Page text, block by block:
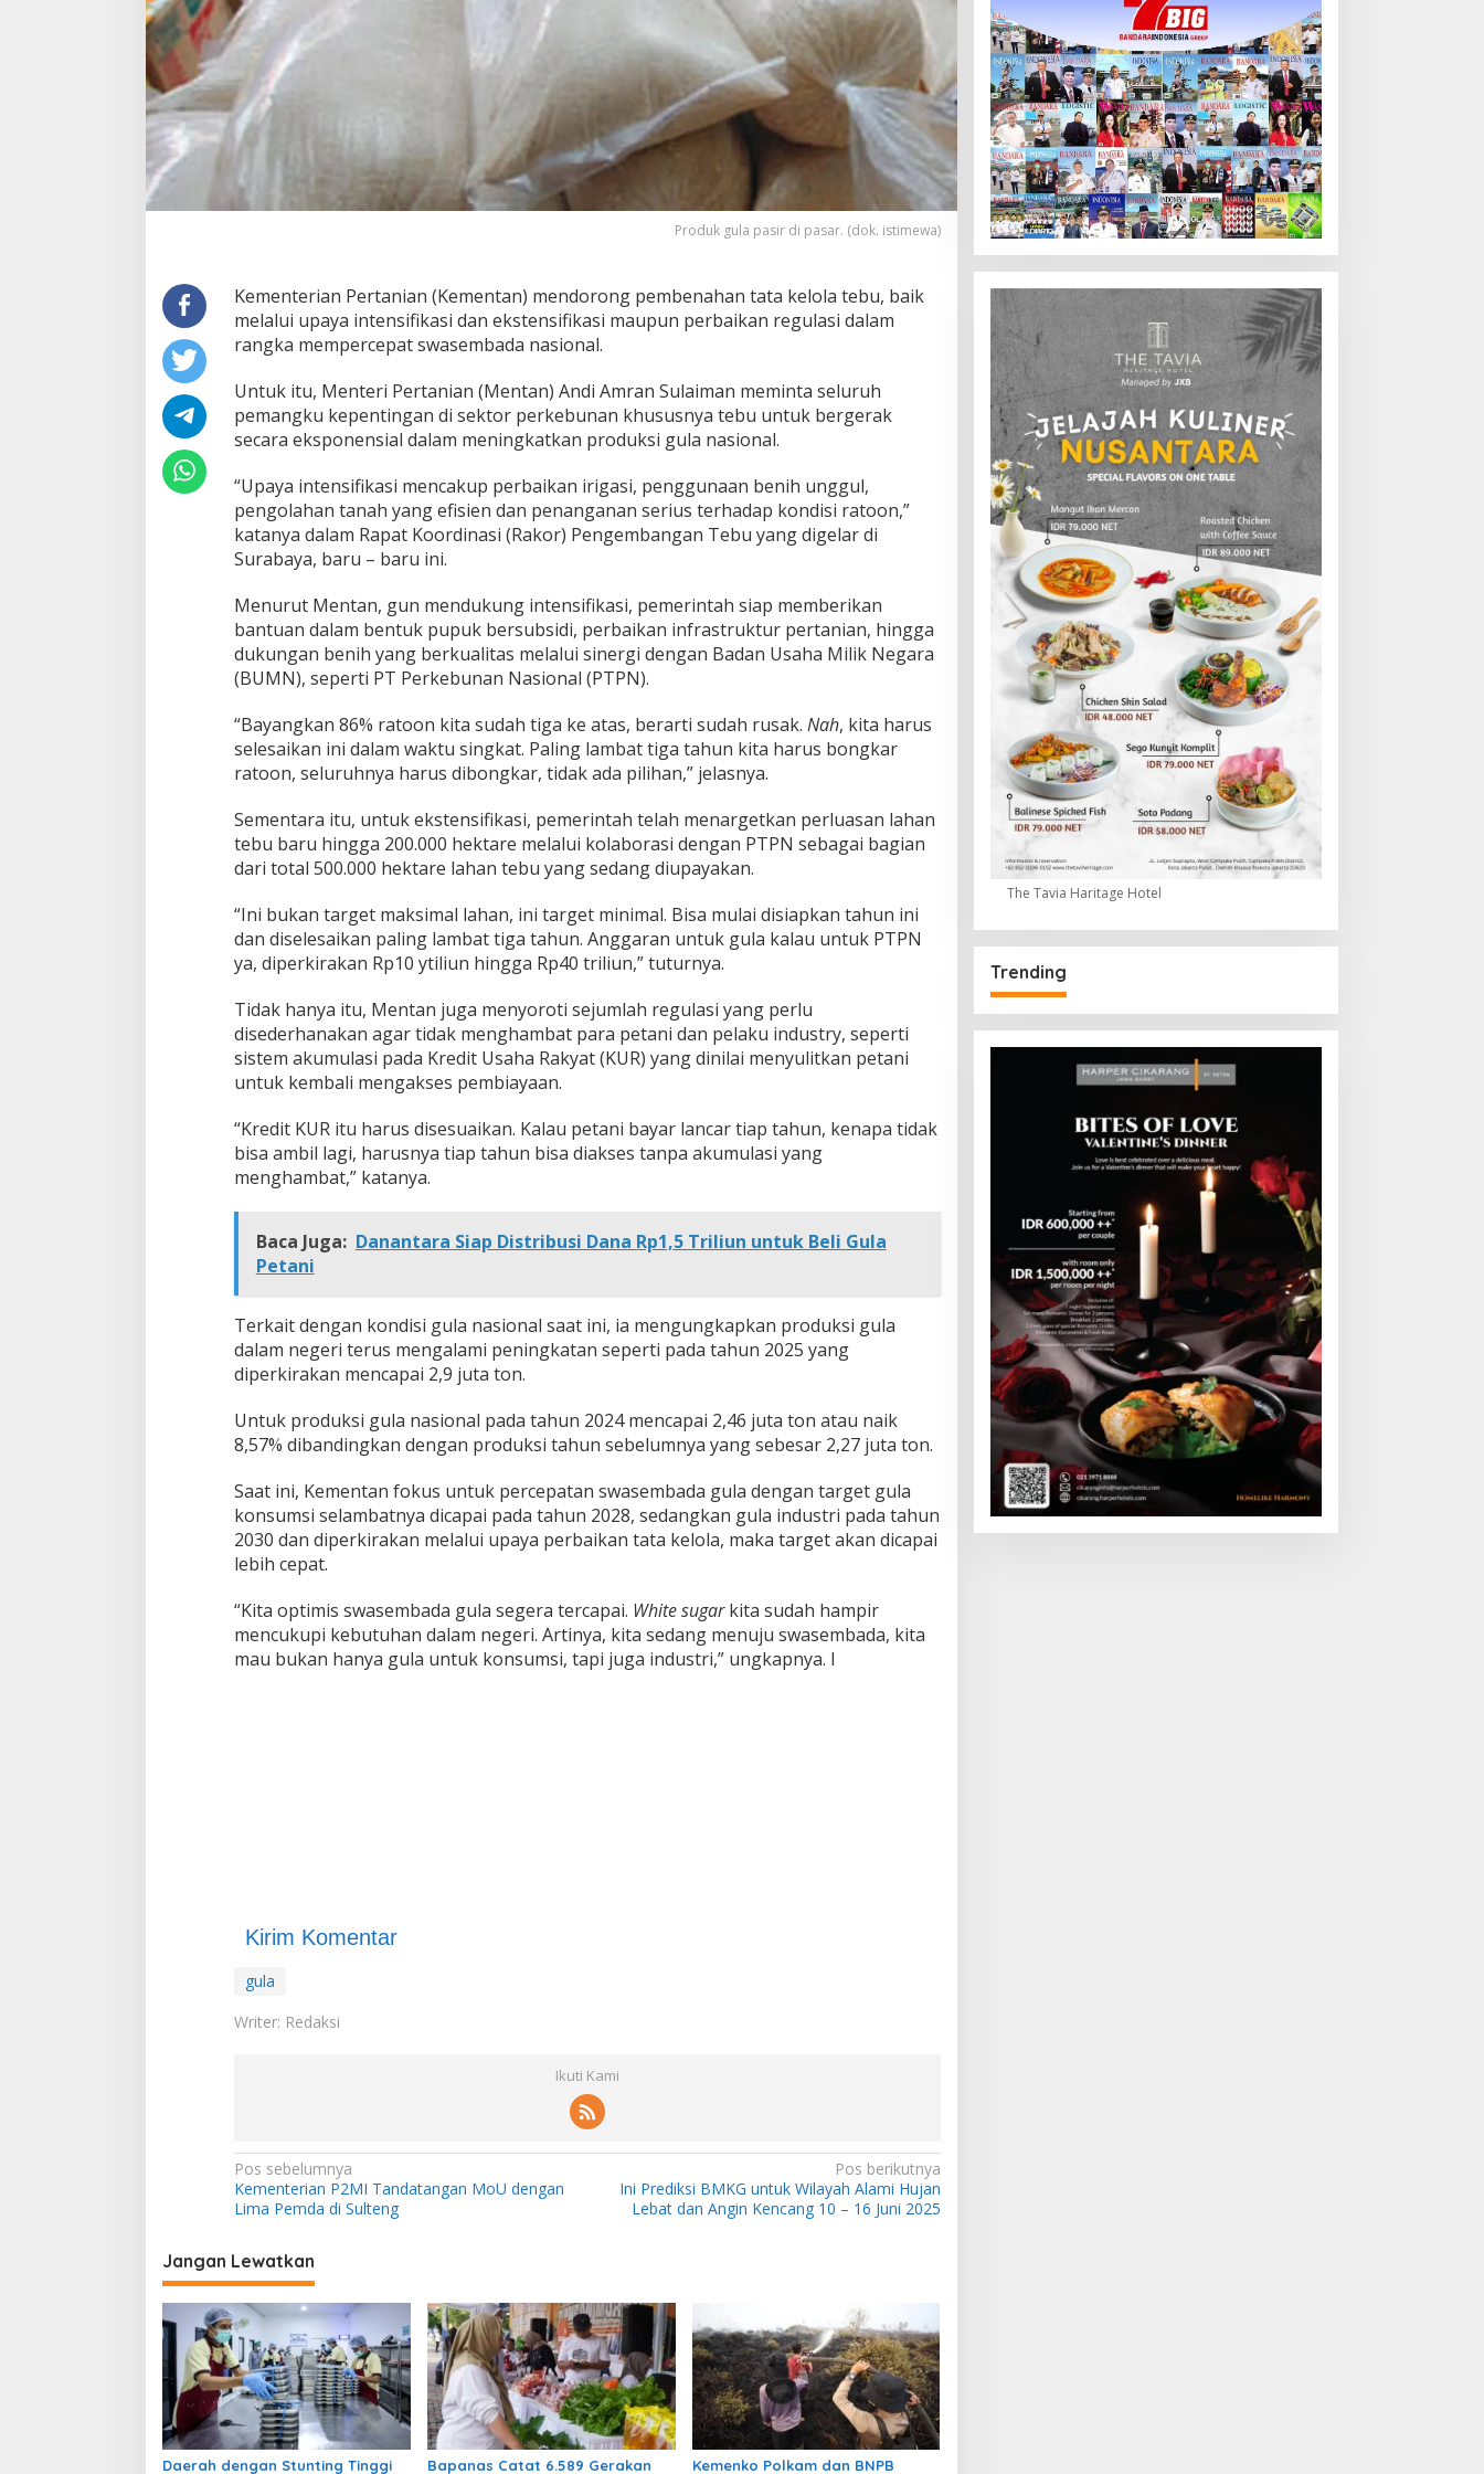
e
m
b
a
G
u
a
N
a
s
i
n
a
Produk gula pasir di pasar. (dok. istimewa)
Kementerian Pertanian (Kementan) mendorong pembenahan tata kelola tebu, baik
melalui upaya intensifikasi dan ekstensifikasi maupun perbaikan regulasi dalam
rangka mempercepat swasembada nasional.
Untuk itu, Menteri Pertanian (Mentan) Andi Amran Sulaiman meminta seluruh
pemangku kepentingan di sektor perkebunan khususnya tebu untuk bergerak
secara eksponensial dalam meningkatkan produksi gula nasional.
“Upaya intensifikasi mencakup perbaikan irigasi, penggunaan benih unggul,
pengolahan tanah yang efisien dan penanganan serius terhadap kondisi ratoon,”
katanya dalam Rapat Koordinasi (Rakor) Pengembangan Tebu yang digelar di
Surabaya, baru – baru ini.
Menurut Mentan, gun mendukung intensifikasi, pemerintah siap memberikan
bantuan dalam bentuk pupuk bersubsidi, perbaikan infrastruktur pertanian, hingga
dukungan benih yang berkualitas melalui sinergi dengan Badan Usaha Milik Negara
(BUMN), seperti PT Perkebunan Nasional (PTPN).
“Bayangkan 86% ratoon kita sudah tiga ke atas, berarti sudah rusak. Nah, kita harus
selesaikan ini dalam waktu singkat. Paling lambat tiga tahun kita harus bongkar
ratoon, seluruhnya harus dibongkar, tidak ada pilihan,” jelasnya.
Sementara itu, untuk ekstensifikasi, pemerintah telah menargetkan perluasan lahan
tebu baru hingga 200.000 hektare melalui kolaborasi dengan PTPN sebagai bagian
dari total 500.000 hektare lahan tebu yang sedang diupayakan.
“Ini bukan target maksimal lahan, ini target minimal. Bisa mulai disiapkan tahun ini
dan diselesaikan paling lambat tiga tahun. Anggaran untuk gula kalau untuk PTPN
ya, diperkirakan Rp10 ytiliun hingga Rp40 triliun,” tuturnya.
Tidak hanya itu, Mentan juga menyoroti sejumlah regulasi yang perlu
disederhanakan agar tidak menghambat para petani dan pelaku industry, seperti
sistem akumulasi pada Kredit Usaha Rakyat (KUR) yang dinilai menyulitkan petani
untuk kembali mengakses pembiayaan.
“Kredit KUR itu harus disesuaikan. Kalau petani bayar lancar tiap tahun, kenapa tidak
bisa ambil lagi, harusnya tiap tahun bisa diakses tanpa akumulasi yang
menghambat,” katanya.
Baca Juga: Danantara Siap Distribusi Dana Rp1,5 Triliun untuk Beli Gula
Petani
Terkait dengan kondisi gula nasional saat ini, ia mengungkapkan produksi gula
dalam negeri terus mengalami peningkatan seperti pada tahun 2025 yang
diperkirakan mencapai 2,9 juta ton.
Untuk produksi gula nasional pada tahun 2024 mencapai 2,46 juta ton atau naik
8,57% dibandingkan dengan produksi tahun sebelumnya yang sebesar 2,27 juta ton.
Saat ini, Kementan fokus untuk percepatan swasembada gula dengan target gula
konsumsi selambatnya dicapai pada tahun 2028, sedangkan gula industri pada tahun
2030 dan diperkirakan melalui upaya perbaikan tata kelola, maka target akan dicapai
lebih cepat.
“Kita optimis swasembada gula segera tercapai. White sugarkita sudah hampir
mencukupi kebutuhan dalam negeri. Artinya, kita sedang menuju swasembada, kita
mau bukan hanya gula untuk konsumsi, tapi juga industri,” ungkapnya. I
Kirim Komentar
gula
Writer: Redaksi
Ikuti Kami
N
a
i
g
a
s
i
p
o
Pos sebelumnya
Kementerian P2MI Tandatangan MoU dengan
Lima Pemda di Sulteng
Pos berikutnya
Ini Prediksi BMKG untuk Wilayah Alami Hujan
Lebat dan Angin Kencang 10 – 16 Juni 2025
Jangan Lewatkan
Daerah dengan Stunting Tinggi Bapanas Catat 6.589 Gerakan Kemenko Polkam dan BNPB
The Tavia Haritage Hotel
Trending